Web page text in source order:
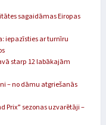
sagaidāmas Eiropas
iepazīsties ar turnīru
starp 12 labākajām
– no dāmu atgriešanās
Prix” sezonas uzvarētāji –